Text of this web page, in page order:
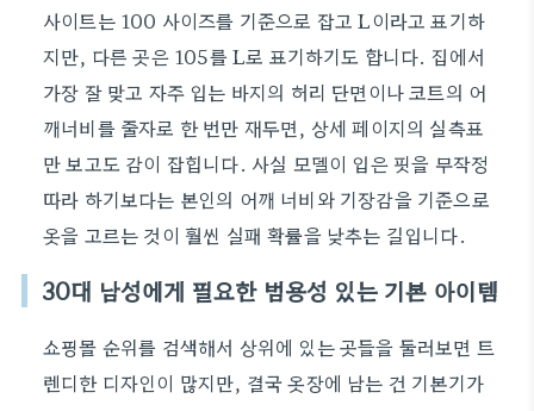
사이트는 100 사이즈를 기준으로 잡고 L이라고 표기하
지만, 다른 곳은 105를 L로 표기하기도 합니다. 집에서
가장 잘 맞고 자주 입는 바지의 허리 단면이나 코트의 어
깨너비를 줄자로 한 번만 재두면, 상세 페이지의 실측표
만 보고도 감이 잡힙니다. 사실 모델이 입은 핏을 무작정
따라 하기보다는 본인의 어깨 너비와 기장감을 기준으로
옷을 고르는 것이 훨씬 실패 확률을 낮추는 길입니다.
30대 남성에게 필요한 범용성 있는 기본 아이템
쇼핑몰 순위를 검색해서 상위에 있는 곳들을 둘러보면 트
렌디한 디자인이 많지만, 결국 옷장에 남는 건 기본기가